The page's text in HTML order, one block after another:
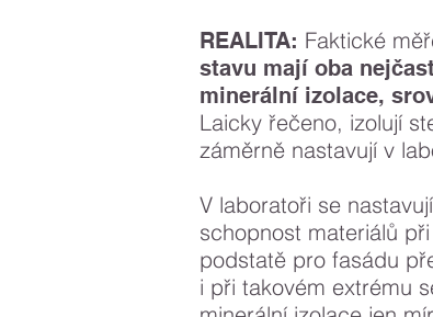
REALITA: Faktické
stavu mají oba
minerální izolace,
Laicky řečeno, izolují
záměrně nastavují v
V laboratoři se
schopnost materiálů
podstatě pro fasádu
i při takovém extrému